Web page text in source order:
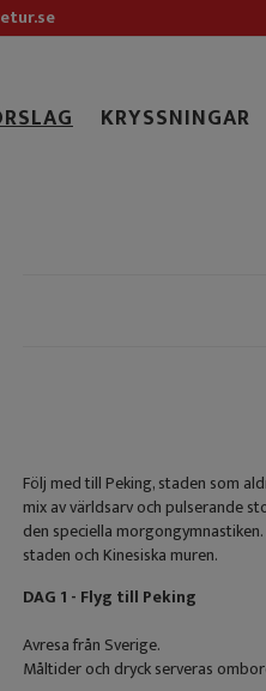
KRYSSNINGAR
Följ med till Peking, staden som
mix av världsarv och pulserande
den speciella
staden och Kinesiska muren.
DAG 1 - Flyg till Peking
Avresa från Sverige.
Måltider och dryck serveras